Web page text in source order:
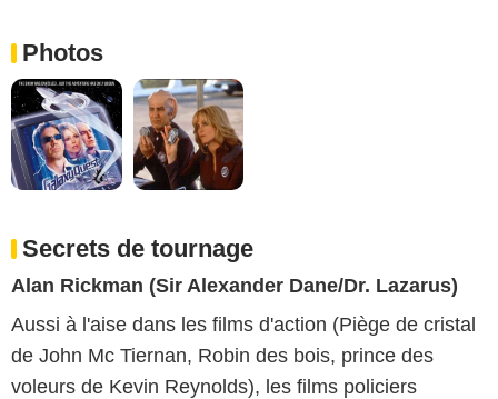
Photos
Secrets de tournage
Alan Rickman (Sir Alexander Dane/Dr. Lazarus)
Aussi à l'aise dans les films d'action (Piège de cristal
de John Mc Tiernan, Robin des bois, prince des
voleurs de Kevin Reynolds), les films policiers